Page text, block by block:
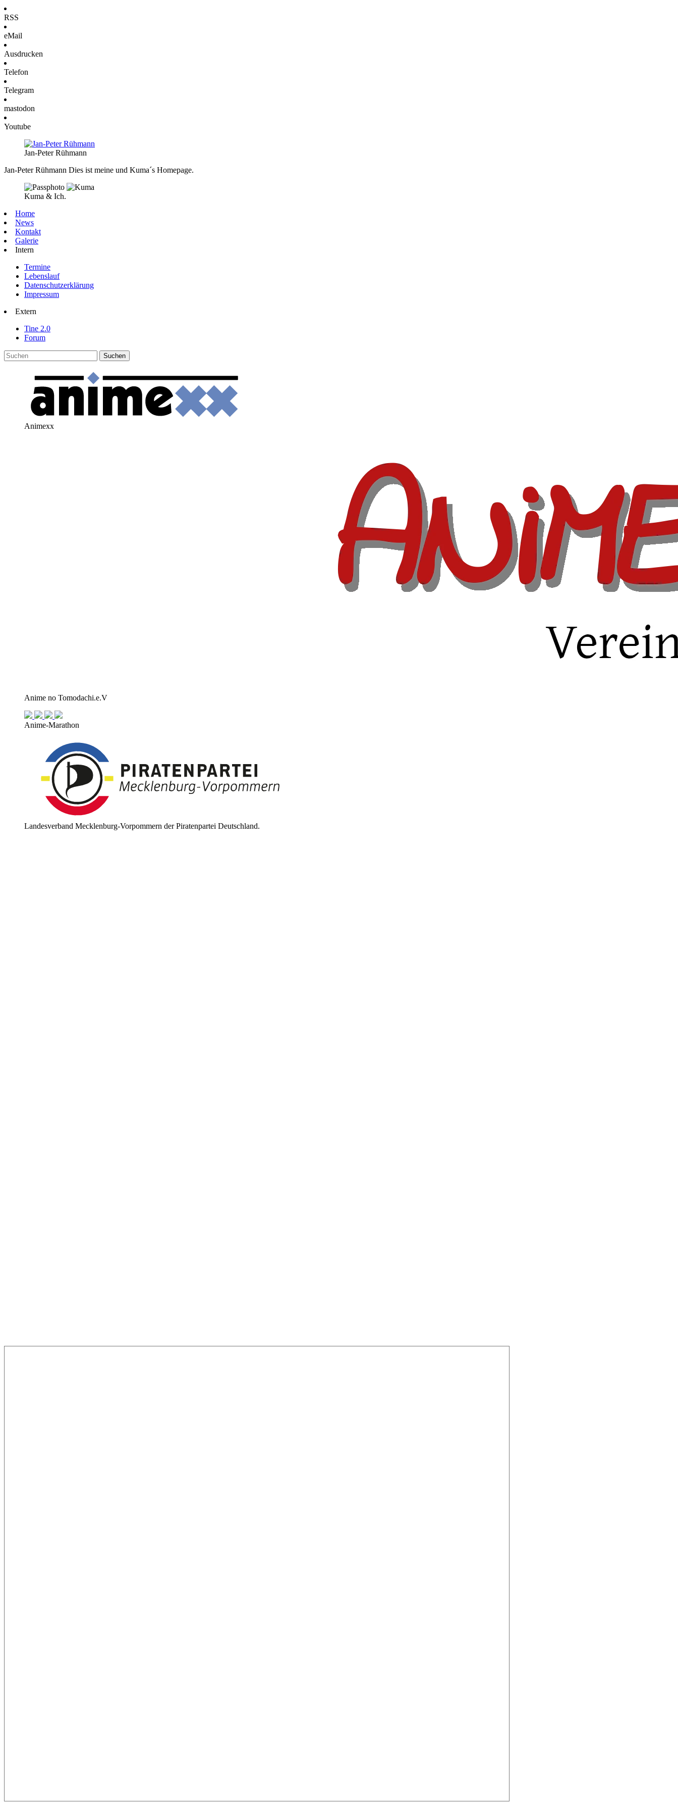
RSS
eMail
Ausdrucken
Telefon
Telegram
mastodon
Youtube
Jan-Peter Rühmann
Jan-Peter Rühmann Dies ist meine und Kuma´s Homepage.
Kuma & Ich.
Home
News
Kontakt
Galerie
Intern
Termine
Lebenslauf
Datenschutzerklärung
Impressum
Extern
Tine 2.0
Forum
Animexx
Anime no Tomodachi.e.V
Anime-Marathon
Landesverband Mecklenburg-Vorpommern der Piratenpartei Deutschland.